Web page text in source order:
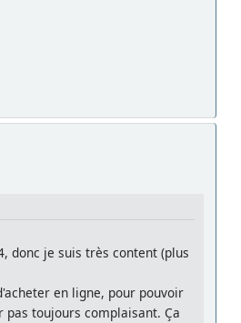
donc je suis très content (plus
en ligne, pour pouvoir
toujours complaisant. Ça